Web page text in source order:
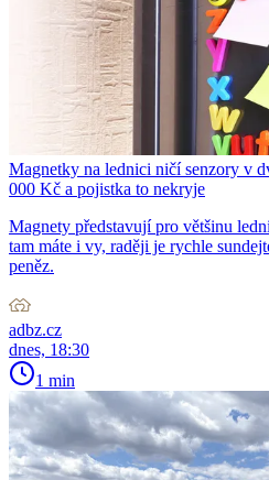
Magnetky na lednici ničí senzory v
000 Kč a pojistka to nekryje
Magnety představují pro většinu
tam máte i vy, raději je rychle
peněz.
adbz.cz
dnes, 18:30
1 min